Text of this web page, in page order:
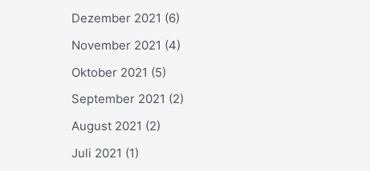
Dezember 2021 (6)
November 2021 (4)
Oktober 2021 (5)
September 2021 (2)
August 2021 (2)
Juli 2021 (1)